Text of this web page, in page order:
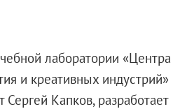
лаборатории «Центра
и креативных индустрий»
Капков, разработает